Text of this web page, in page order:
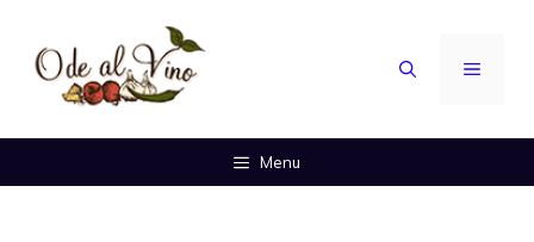
contenuto
MENU
Menu